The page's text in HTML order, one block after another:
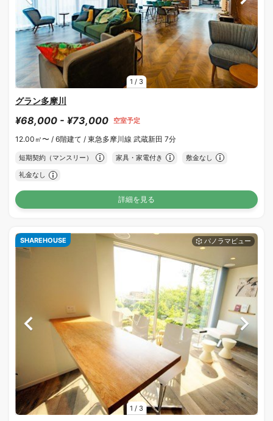
1 / 3
グラン多摩川
¥68,000 - ¥73,000 空室予定
12.00㎡〜 / 6階建て / 東急多摩川線 武蔵新田 7分
短期契約（マンスリー） 家具・家電付き 敷金なし
礼金なし
詳細を見る
1 / 3
SHAREHOUSE